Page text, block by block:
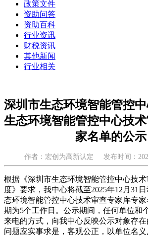
政策文件
资助问答
资助百科
行业资讯
财税资讯
其他新闻
行业相关
深圳市生态环境智能管控
生态环境智能管控中心技
家名单的公示
作者：宏创为高新认定 发布时间：
根据《深圳市生态环境智能管控中心技术
度》要求，我中心将截至2025年12月31
态环境智能管控中心技术审查专家库专
期为5个工作日。公示期间，任何单位和
来电的方式，向我中心反映公示对象存
问题应实事求是，客观公正，以单位名